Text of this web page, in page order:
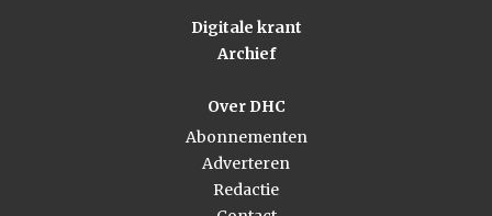
Digitale krant
Archief
Over DHC
Abonnementen
Adverteren
Redactie